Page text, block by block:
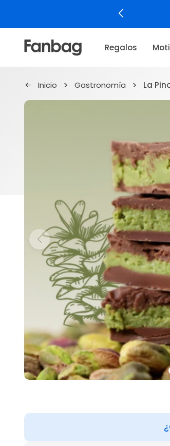
Regalos
Inicio Gastronomía La